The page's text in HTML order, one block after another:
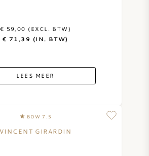
€ 59,00 (EXCL. BTW)
€ 71,39 (IN. BTW)
LEES MEER
BOW 7.5
VINCENT GIRARDIN